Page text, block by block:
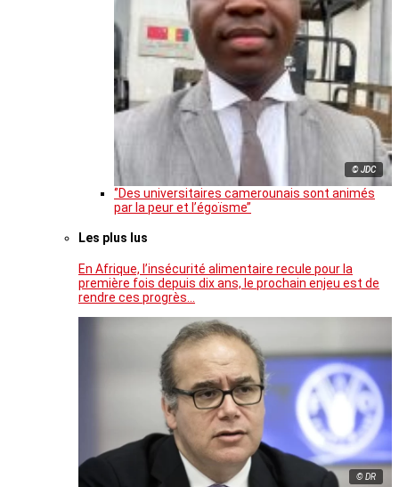
© JDC
‘’Des universitaires camerounais sont animés
par la peur et l’égoïsme’’
Les plus lus
En Afrique, l’insécurité alimentaire recule pour la
première fois depuis dix ans, le prochain enjeu est de
rendre ces progrès…
© DR